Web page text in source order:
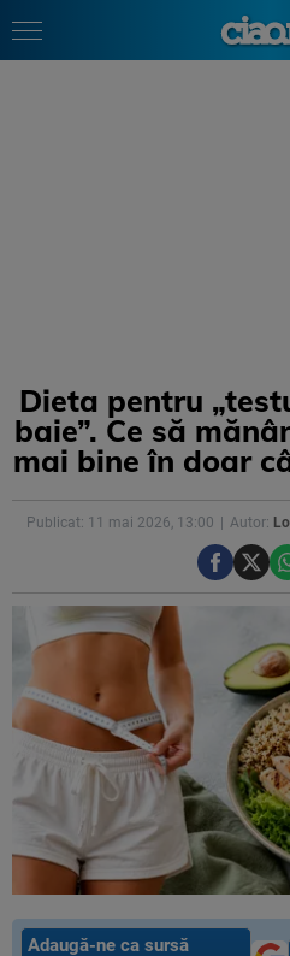
Dieta pentru
baie”. Ce să
mai bine în doar
Publicat: 11 mai 2026, 13:00 Autor:
Adaugă-ne ca sursă